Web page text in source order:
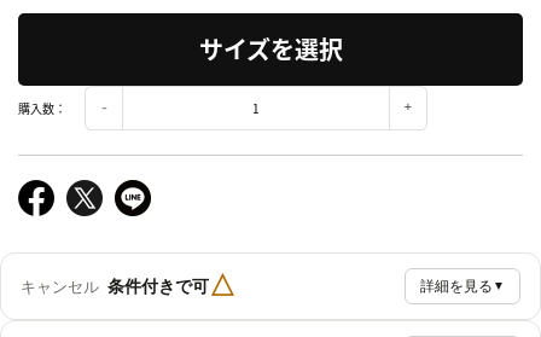
サイズを選択
購入数：
キャンセル 条件付きで可△ 詳細を見る ▼